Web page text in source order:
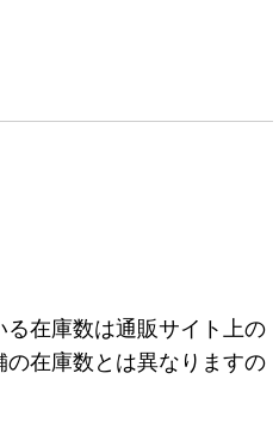
在庫数は通販サイト上の
在庫数とは異なりますの